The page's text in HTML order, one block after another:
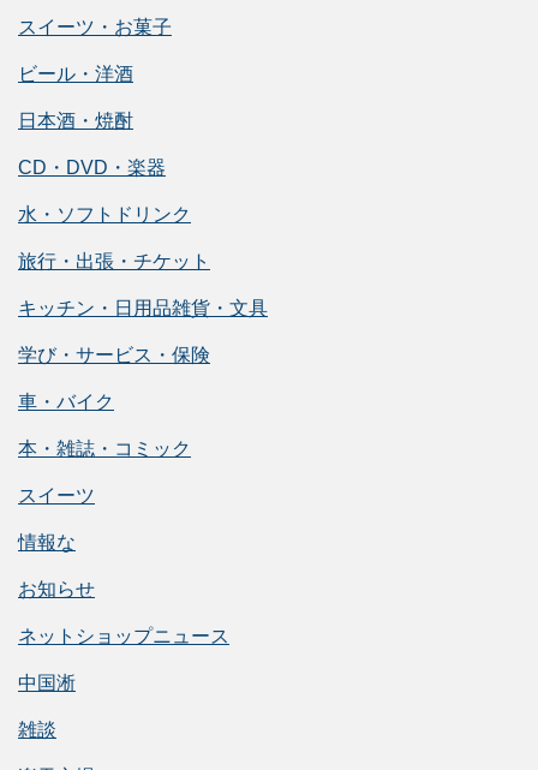
スイーツ・お菓子
ビール・洋酒
日本酒・焼酎
CD・DVD・楽器
水・ソフトドリンク
旅行・出張・チケット
キッチン・日用品雑貨・文具
学び・サービス・保険
車・バイク
本・雑誌・コミック
スイーツ
情報な
お知らせ
ネットショップニュース
中国淅
雑談